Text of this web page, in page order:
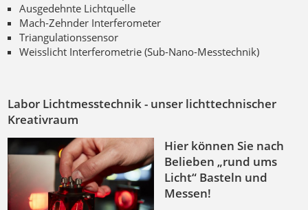
Ausgedehnte Lichtquelle
Mach-Zehnder Interferometer
Triangulationssensor
Weisslicht Interferometrie (Sub-Nano-Messtechnik)
Labor Lichtmesstechnik - unser lichttechnischer
Kreativraum
Hier können Sie nach
Belieben „rund ums
Licht“ Basteln und
Messen!